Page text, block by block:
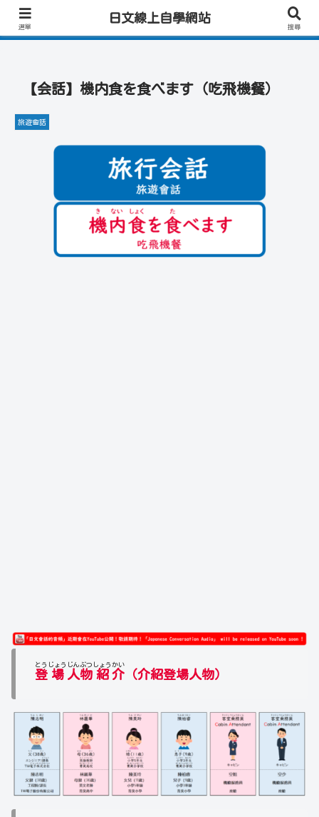
日文學習首選｜快速學會實用日文｜專業日籍老師一對一線上教學｜高效會話練
【会話】機内食を食べます（吃飛機餐）
旅遊會話
登
とう
場
じょう
人
じん
物
ぶつ
紹
しょう
介
かい
（介紹登場人物）
選單
日文線上自學網站
搜尋